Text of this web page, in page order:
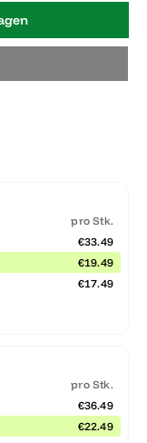
pro Stk.
€33.49
€19.49
€17.49
pro Stk.
€36.49
€22.49